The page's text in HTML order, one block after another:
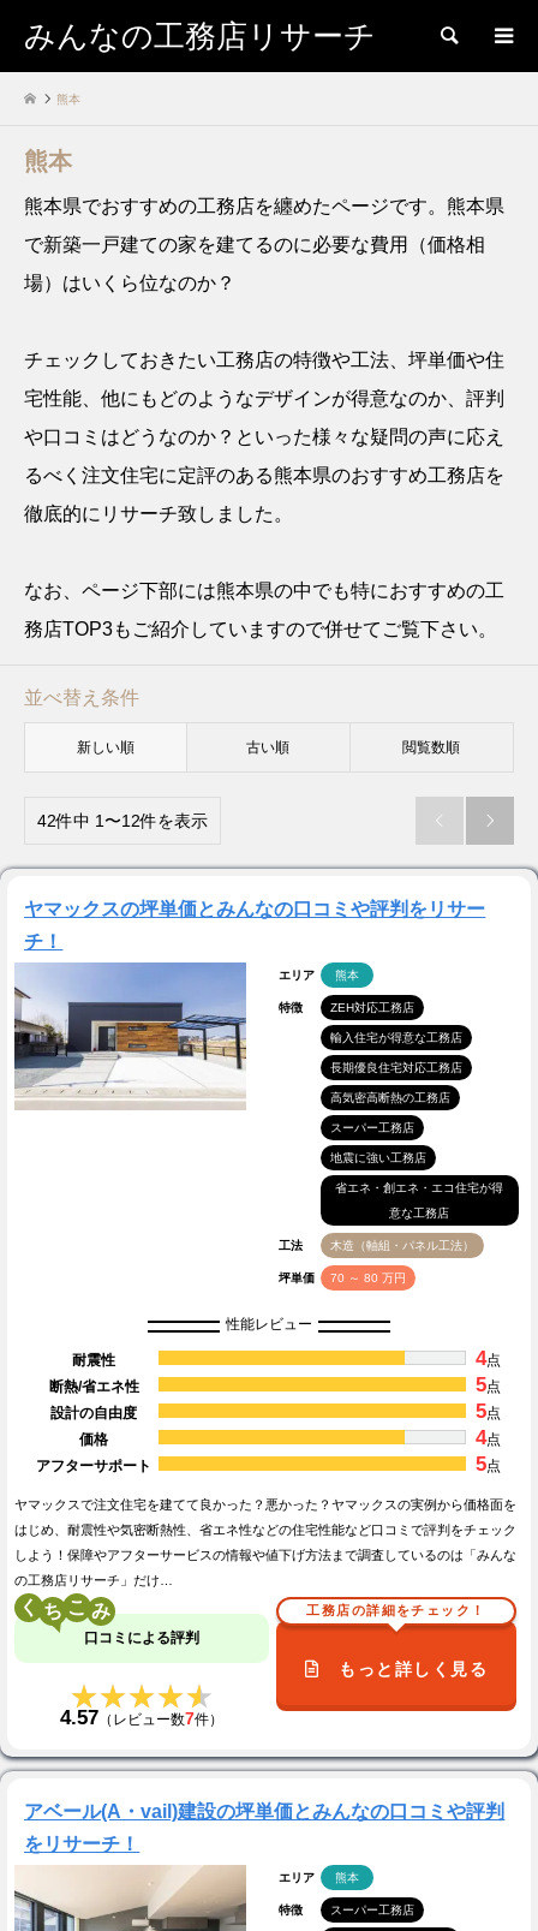
みんなの工務店リサーチ 検索
熊本
熊本
熊本県でおすすめの工務店を纏めたページです。熊本県
で新築一戸建ての家を建てるのに必要な費用（価格相
場）はいくら位なのか？
チェックしておきたい工務店の特徴や工法、坪単価や住
宅性能、他にもどのようなデザインが得意なのか、評判
や口コミはどうなのか？といった様々な疑問の声に応え
るべく注文住宅に定評のある熊本県のおすすめ工務店を
徹底的にリサーチ致しました。
なお、ページ下部には熊本県の中でも特におすすめの工
務店TOP3もご紹介していますので併せてご覧下さい。
並べ替え条件
新しい順 古い順 閲覧数順
42件中 1〜12件を表示  
ヤマックスの坪単価とみんなの口コミや評判をリサー
チ！
エリア 熊本
特徴 ZEH対応工務店
輸入住宅が得意な工務店
長期優良住宅対応工務店
高気密高断熱の工務店
スーパー工務店
地震に強い工務店
省エネ・創エネ・エコ住宅が得
意な工務店
工法 木造（軸組・パネル工法）
坪単価 70 ～ 80 万円
性能レビュー
耐震性 4点
断熱/省エネ性
5点
設計の自由度
5点
価格
4点
アフターサポート
5点
ヤマックスで注文住宅を建てて良かった？悪かった？ヤマックスの実例から価格面を
はじめ、耐震性や気密断熱性、省エネ性などの住宅性能など口コミで評判をチェック
しよう！保障やアフターサービスの情報や値下げ方法まで調査しているのは「みんな
の工務店リサーチ」だけ…
く こ
口コミによる評判
★★★★★
★★★★★
4.57 （レビュー数7件）
工務店の詳細をチェック！
もっと詳しく見る
アベール(A・vail)建設の坪単価とみんなの口コミや評判
をリサーチ！
エリア 熊本
特徴 スーパー工務店